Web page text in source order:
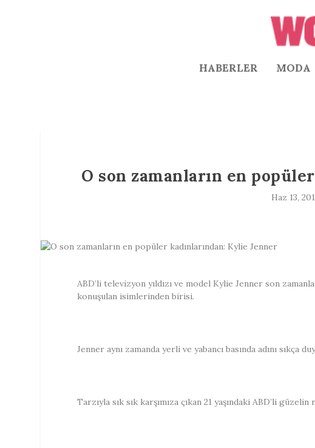
HABERLER MODA
O son zamanların en
Haz 13,
ABD’li televizyon yıldızı ve model Kylie Jenner son
konuşulan isimlerinden birisi.
Jenner aynı zamanda yerli ve yabancı basında adını sıkça
Tarzıyla sık sık karşımıza çıkan 21 yaşındaki ABD’li